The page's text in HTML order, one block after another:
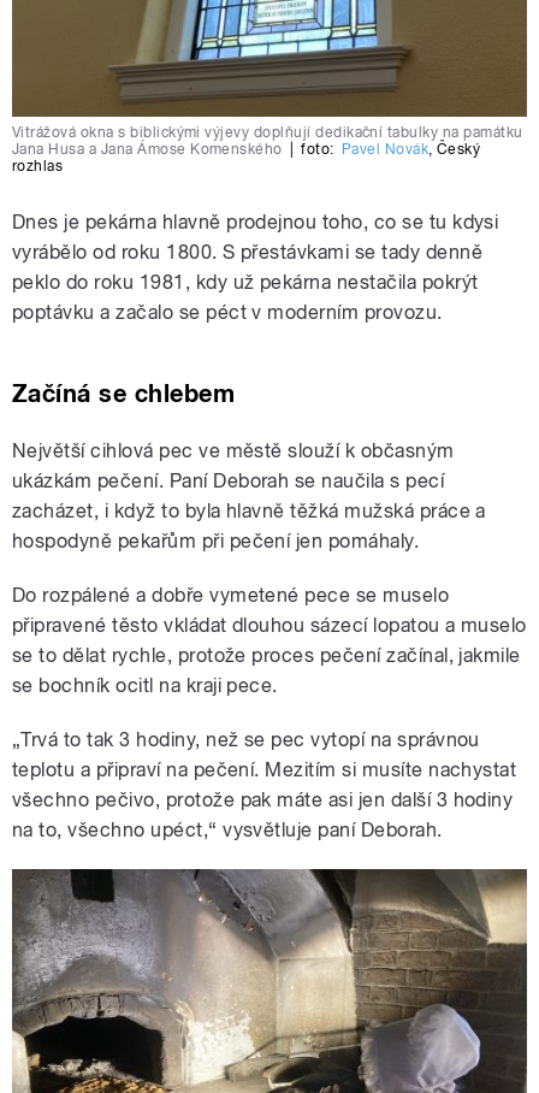
Vitrážová okna s biblickými výjevy doplňují dedikační tabulky na památku
Jana Husa a Jana Ámose Komenského
foto: Pavel Novák, Český
rozhlas
Dnes je pekárna hlavně prodejnou toho, co se tu kdysi
vyrábělo od roku 1800. S přestávkami se tady denně
peklo do roku 1981, kdy už pekárna nestačila pokrýt
poptávku a začalo se péct v moderním provozu.
Začíná se chlebem
Největší cihlová pec ve městě slouží k občasným
ukázkám pečení. Paní Deborah se naučila s pecí
zacházet, i když to byla hlavně těžká mužská práce a
hospodyně pekařům při pečení jen pomáhaly.
Do rozpálené a dobře vymetené pece se muselo
připravené těsto vkládat dlouhou sázecí lopatou a muselo
se to dělat rychle, protože proces pečení začínal, jakmile
se bochník ocitl na kraji pece.
„Trvá to tak 3 hodiny, než se pec vytopí na správnou
teplotu a připraví na pečení. Mezitím si musíte nachystat
všechno pečivo, protože pak máte asi jen další 3 hodiny
na to, všechno upéct,“ vysvětluje paní Deborah.